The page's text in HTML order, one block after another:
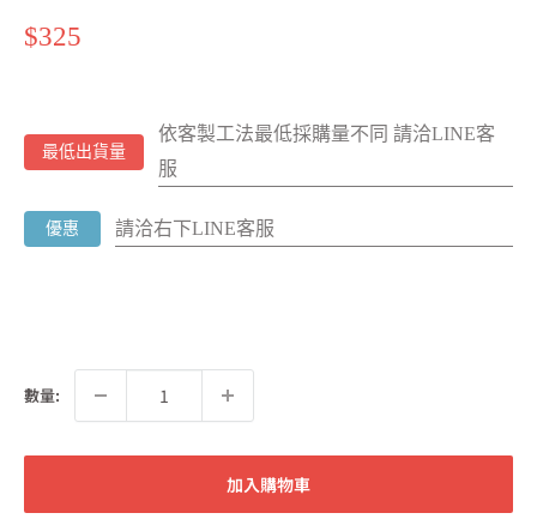
特
$325
最低出貨量
依客製工法最低採購量不同 請洽LINE客
服
優惠 請洽右下LINE客服
數量:
加入購物車